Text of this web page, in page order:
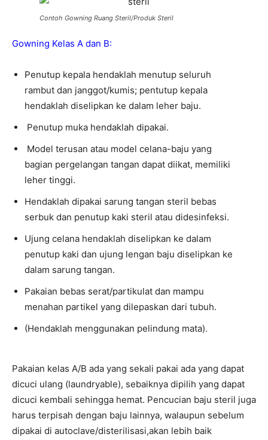
Contoh Gowning Ruang Steril/Produk Steril
Gowning Kelas A dan B:
Penutup kepala hendaklah menutup seluruh
rambut dan janggot/kumis; pentutup kepala
hendaklah diselipkan ke dalam leher baju.
Penutup muka hendaklah dipakai.
Model terusan atau model celana-baju yang
bagian pergelangan tangan dapat diikat, memiliki
leher tinggi.
Hendaklah dipakai sarung tangan steril bebas
serbuk dan penutup kaki steril atau didesinfeksi.
Ujung celana hendaklah diselipkan ke dalam
penutup kaki dan ujung lengan baju diselipkan ke
dalam sarung tangan.
Pakaian bebas serat/partikulat dan mampu
menahan partikel yang dilepaskan dari tubuh.
(Hendaklah menggunakan pelindung mata).
Pakaian kelas A/B ada yang sekali pakai ada yang dapat
dicuci ulang (laundryable), sebaiknya dipilih yang dapat
dicuci kembali sehingga hemat. Pencucian baju steril juga
harus terpisah dengan baju lainnya, walaupun sebelum
dipakai di autoclave/disterilisasi,akan lebih baik